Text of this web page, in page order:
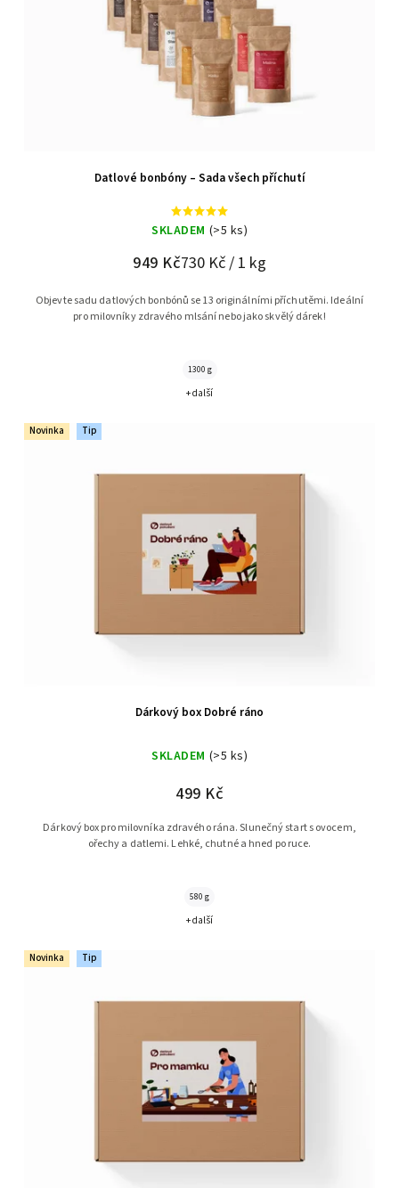
Datlové bonbóny – Sada všech příchutí
SKLADEM (>5 ks)
949 Kč730 Kč / 1 kg
Objevte sadu datlových bonbónů se 13 originálními příchutěmi. Ideální
pro milovníky zdravého mlsání nebo jako skvělý dárek!
1300 g
+ další
Novinka Tip
Dárkový box Dobré ráno
SKLADEM (>5 ks)
499 Kč
Dárkový box pro milovníka zdravého rána. Slunečný start s ovocem,
ořechy a datlemi. Lehké, chutné a hned po ruce.
580 g
+ další
Novinka Tip